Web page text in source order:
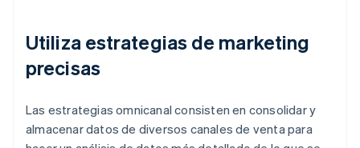
Utiliza estrategias de marketing
precisas
Las estrategias omnicanal consisten en consolidar y
almacenar datos de diversos canales de venta para